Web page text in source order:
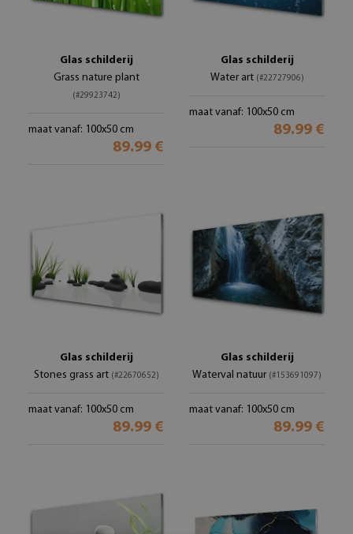
Glas schilderij
Grass nature plant
(#29923742)
maat vanaf: 100x50 cm
89.99 €
Glas schilderij
Water art (#22727906)
maat vanaf: 100x50 cm
89.99 €
Glas schilderij
Stones grass art (#22670652)
maat vanaf: 100x50 cm
89.99 €
Glas schilderij
Waterval natuur (#153691097)
maat vanaf: 100x50 cm
89.99 €